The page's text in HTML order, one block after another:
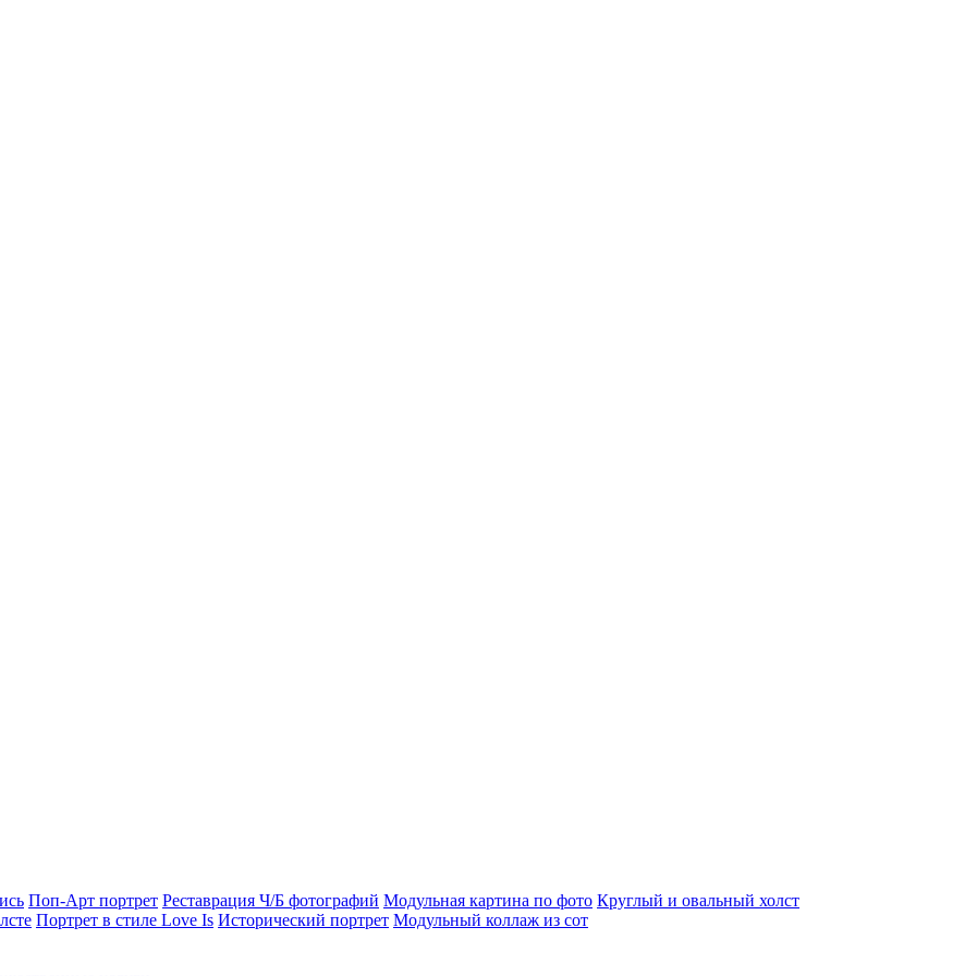
Поп-Арт портрет Реставрация Ч/Б фотографий Модульная картина по фото Круглый и овальный холст
Портрет в стиле Love Is Исторический портрет Модульный коллаж из сот